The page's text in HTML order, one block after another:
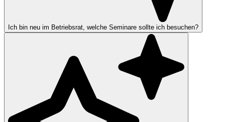
Ich bin neu im Betriebsrat, welche Seminare sollte ich besuchen?